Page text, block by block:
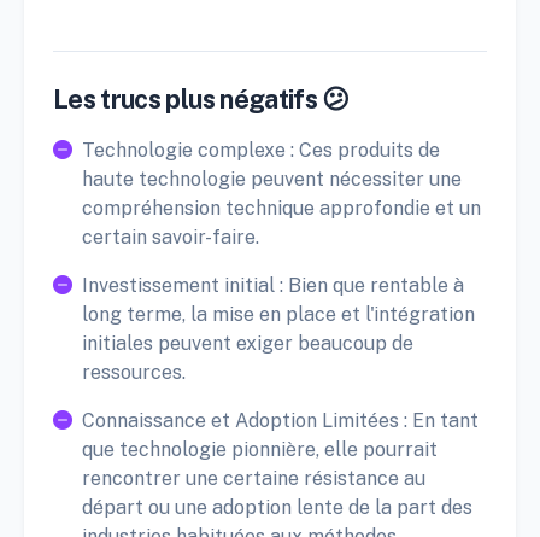
Les trucs plus négatifs 😕
Technologie complexe : Ces produits de
haute technologie peuvent nécessiter une
compréhension technique approfondie et un
certain savoir-faire.
Investissement initial : Bien que rentable à
long terme, la mise en place et l'intégration
initiales peuvent exiger beaucoup de
ressources.
Connaissance et Adoption Limitées : En tant
que technologie pionnière, elle pourrait
rencontrer une certaine résistance au
départ ou une adoption lente de la part des